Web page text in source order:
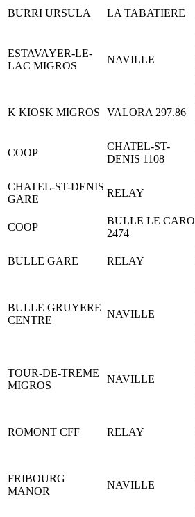
BURRI URSULA LA TABATIERE
ESTAVAYER-LE-
LAC MIGROS
NAVILLE
K KIOSK MIGROS VALORA 297.86
COOP
CHATEL-ST-
DENIS 1108
CHATEL-ST-DENIS
GARE
RELAY
COOP
BULLE LE CARO
2474
BULLE GARE RELAY
BULLE GRUYERE
CENTRE
NAVILLE
TOUR-DE-TREME
MIGROS
NAVILLE
ROMONT CFF RELAY
FRIBOURG
MANOR
NAVILLE